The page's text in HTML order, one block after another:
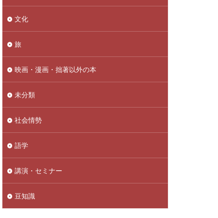
文化
旅
映画・漫画・拙著以外の本
未分類
社会情勢
語学
講演・セミナー
豆知識